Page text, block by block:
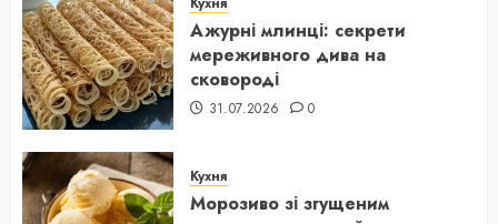
Ажурні млинці: секрети
мереживного дива на
сковороді
31.07.2026 0
Кухня
Морозиво зі згущеним